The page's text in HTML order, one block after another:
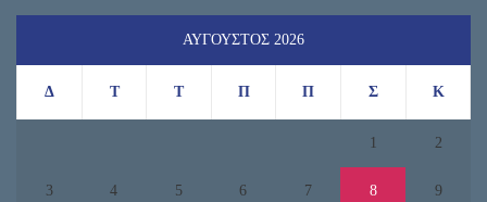
ΑΎΓΟΥΣΤΟΣ 2026
Δ Τ Τ Π Π Σ Κ
1 2
3 4 5 6 7 8 9